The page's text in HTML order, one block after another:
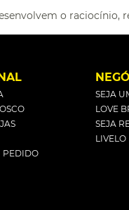
o
PEDIDO
SEJA
LOVE
SEJA
LIVELO